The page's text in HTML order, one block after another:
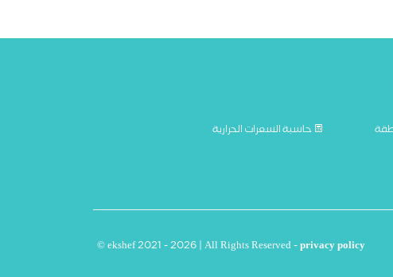
حاسبة السعرات الحرارية
© ekshef 2021 - 2026 | All Rights Reserved -privacy policy